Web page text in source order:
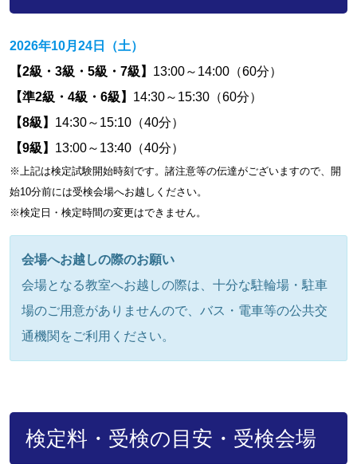
2026年10月24日（土）
【2級・3級・5級・7級】 13:00～14:00（60分）
【準2級・4級・6級】 14:30～15:30（60分）
【8級】 14:30～15:10（40分）
【9級】 13:00～13:40（40分）
※上記は検定試験開始時刻です。諸注意等の伝達がございますので、開
始10分前には受検会場へお越しください。
※検定日・検定時間の変更はできません。
会場へお越しの際のお願い
会場となる教室へお越しの際は、十分な駐輪場・駐車
場のご用意がありませんので、バス・電車等の公共交
通機関をご利用ください。
検定料・受検の目安・受検会場